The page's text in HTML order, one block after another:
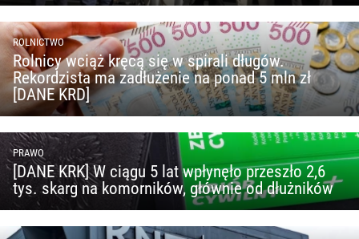
ROLNICTWO
Rolnicy wciąż kręcą się w spirali długów.
Rekordzista ma zadłużenie na ponad 5 mln zł
[DANE KRD]
PRAWO
[DANE KRK] W ciągu 5 lat wpłynęło przeszło 2,6
tys. skarg na komorników, głównie od dłużników